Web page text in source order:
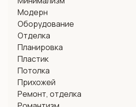
Модерн
Оборудование
Отделка
Планировка
Пластик
Потолка
Прихожей
Ремонт, отделка